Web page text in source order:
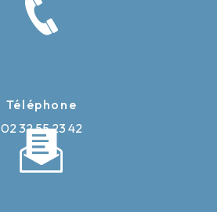
Téléphone
02 32 55 23 42